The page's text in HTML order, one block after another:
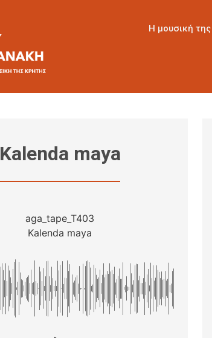
Η μουσική
Kalenda maya
aga_tape_T403
Kalenda maya